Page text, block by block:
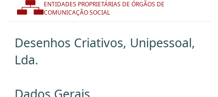
ENTIDADES PROPRIETÁRIAS DE ÓRGÃOS DE
COMUNICAÇÃO SOCIAL
Desenhos Criativos, Unipessoal,
Lda.
Dados Gerais